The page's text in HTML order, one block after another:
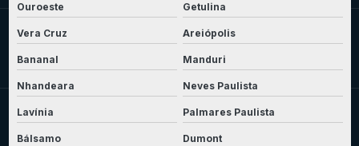
Ouroeste Getulina
Vera Cruz Areiópolis
Bananal Manduri
Nhandeara Neves Paulista
Lavínia Palmares Paulista
Bálsamo Dumont